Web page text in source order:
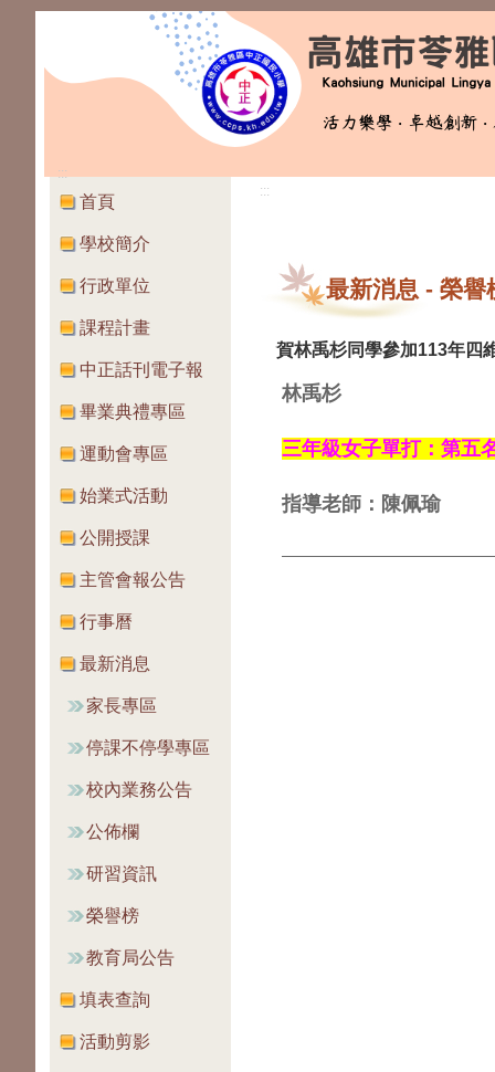
:::
首頁
學校簡介
行政單位
課程計畫
中正話刊電子報
畢業典禮專區
運動會專區
始業式活動
公開授課
主管會報公告
行事曆
最新消息
家長專區
停課不停學專區
校內業務公告
公佈欄
研習資訊
榮譽榜
教育局公告
填表查詢
活動剪影
:::
最新消息 - 榮譽
賀林禹杉同學參加113年四
林禹杉
三年級女子單打：第五
指導老師：陳佩瑜